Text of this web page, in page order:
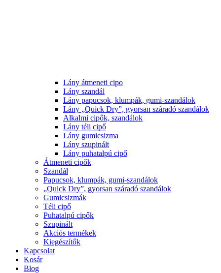
Lány átmeneti cipo
Lány szandál
Lány papucsok, klumpák, gumi-szandálok
Lány „Quick Dry”, gyorsan száradó szandálok
Alkalmi cipők, szandálok
Lány téli cipő
Lány gumicsizma
Lány szupinált
Lány puhatalpú cipő
Átmeneti cipők
Szandál
Papucsok, klumpák, gumi-szandálok
„Quick Dry”, gyorsan száradó szandálok
Gumicsizmák
Téli cipő
Puhatalpú cipők
Szupinált
Akciós termékek
Kiegészítők
Kapcsolat
Kosár
Blog